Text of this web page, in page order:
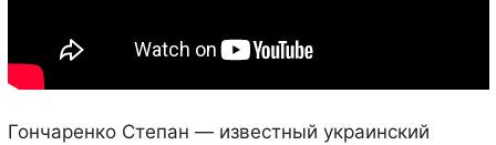
Гончаренко Степан — известный украинский